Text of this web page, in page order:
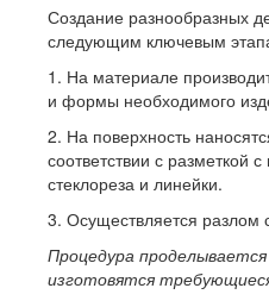
Создание разнообразных
следующим ключевым
1. На материале
и формы необходимого
2. На поверхность
соответствии с разметкой
стеклореза и линейки.
3. Осуществляется
Процедура
изготовятся